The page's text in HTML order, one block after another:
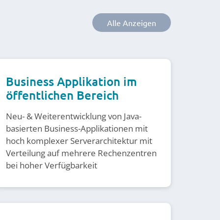
Alle Anzeigen
Business Applikation im
öffentlichen Bereich
Neu- & Weiterentwicklung von Java-
basierten Business-Applikationen mit
hoch komplexer Serverarchitektur mit
Verteilung auf mehrere Rechenzentren
bei hoher Verfügbarkeit